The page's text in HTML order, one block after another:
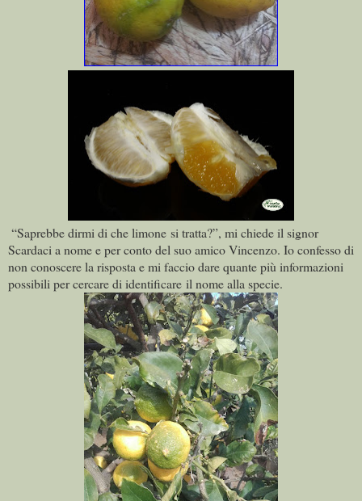
“Saprebbe dirmi di che limone si tratta?”, mi chiede il signor
Scardaci a nome e per conto del suo amico Vincenzo. Io confesso di
non conoscere la risposta e mi faccio dare quante più informazioni
possibili per cercare di identificare il nome alla specie.